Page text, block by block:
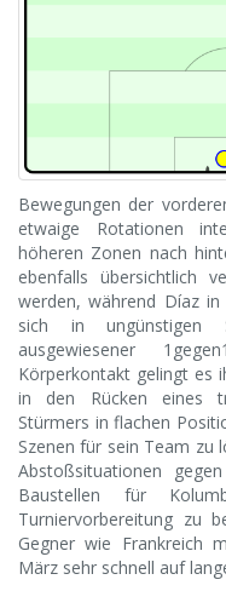
Bewegungen der
etwaige Rotationen
höheren Zonen nach
ebenfalls übersichtlich
werden, während Díaz
sich in ungünstigen
ausgewiesener
Körperkontakt gelingt es
in den Rücken eines
Stürmers in flachen
Szenen für sein Team zu
Abstoßsituationen
Baustellen für
Turniervorbereitung zu
Gegner wie Frankreich
März sehr schnell auf